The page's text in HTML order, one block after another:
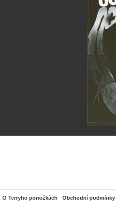
O Terryho ponožkách Obchodní podmínky
PayPal